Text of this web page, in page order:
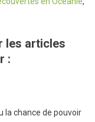
les articles
:
la chance de pouvoir